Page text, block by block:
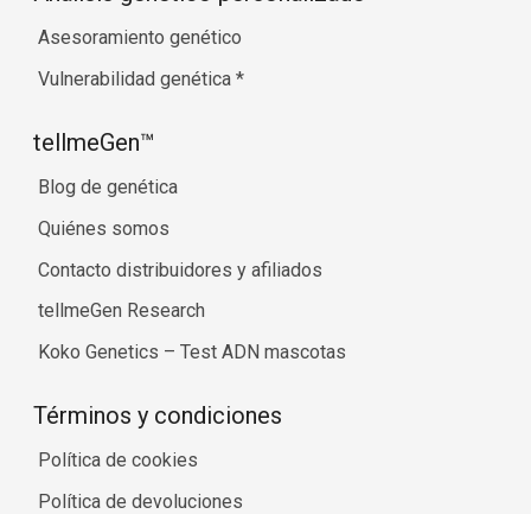
Asesoramiento genético
Vulnerabilidad genética *
tellmeGen™
Blog de genética
Quiénes somos
Contacto distribuidores y afiliados
tellmeGen Research
Koko Genetics – Test ADN mascotas
Términos y condiciones
Política de cookies
Política de devoluciones